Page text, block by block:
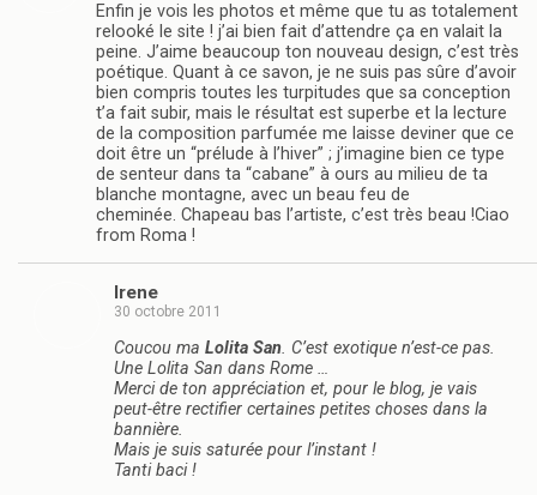
Enfin je vois les photos et même que tu as totalement
relooké le site ! j’ai bien fait d’attendre ça en valait la
peine. J’aime beaucoup ton nouveau design, c’est très
poétique. Quant à ce savon, je ne suis pas sûre d’avoir
bien compris toutes les turpitudes que sa conception
t’a fait subir, mais le résultat est superbe et la lecture
de la composition parfumée me laisse deviner que ce
doit être un “prélude à l’hiver” ; j’imagine bien ce type
de senteur dans ta “cabane” à ours au milieu de ta
blanche montagne, avec un beau feu de
cheminée. Chapeau bas l’artiste, c’est très beau !Ciao
from Roma !
Irene
30 octobre 2011
Coucou ma Lolita San. C’est exotique n’est-ce pas.
Une Lolita San dans Rome …
Merci de ton appréciation et, pour le blog, je vais
peut-être rectifier certaines petites choses dans la
bannière.
Mais je suis saturée pour l’instant !
Tanti baci !